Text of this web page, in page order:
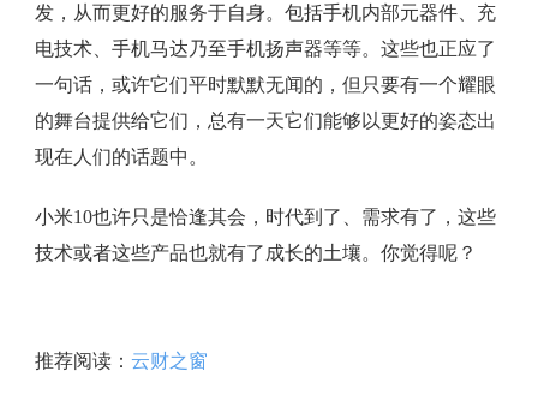
发，从而更好的服务于自身。包括手机内部元器件、充
电技术、手机马达乃至手机扬声器等等。这些也正应了
一句话，或许它们平时默默无闻的，但只要有一个耀眼
的舞台提供给它们，总有一天它们能够以更好的姿态出
现在人们的话题中。
小米10也许只是恰逢其会，时代到了、需求有了，这些
技术或者这些产品也就有了成长的土壤。你觉得呢？
推荐阅读： 云财之窗